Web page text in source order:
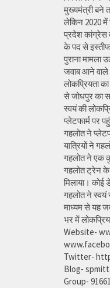
मुख्यमंत्री बने
लेकिन 2020 में
प्रदेश कांग्रेस
के पद से
पुराना मामला
जवाब आने वाले
लोकप्रियता
से जोधपुर का
स्वयं की
प्लेटफार्म पर
गहलोत ने
यात्रियों ने
गहलोत ने एक
गहलोत ट्रेन के
मिलाया। कोई
गहलोत ने स्वयं
माध्यम से यह
भर में
Website-
Twitter-
Blog-
Group-